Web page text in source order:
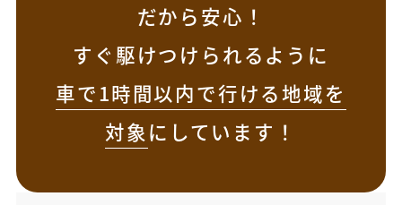
だから安心！
すぐ駆けつけられるように
車で1時間以内で行ける地域を
対象にしています！